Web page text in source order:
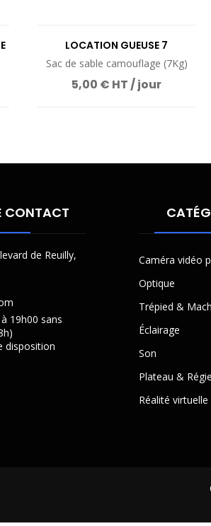
LOCATION GUEUSE 7
Sac de sable camouflage (7Kg)
5,00 € HT / jour
CONTACT
de Reuilly,
19h00 sans
disposition
Caméra vidéo
Optique
Trépied &
Éclairage
Son
Plateau & Régie
Réalité virtuelle